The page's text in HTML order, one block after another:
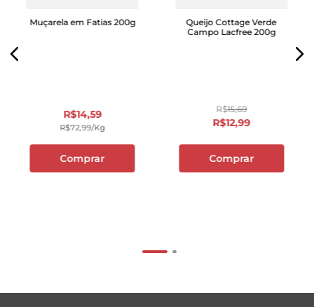
Muçarela em Fatias 200g
R$14,59
R$72,99/kg
Comprar
Queijo Cottage Verde
Campo Lacfree 200g
R$15,69
R$12,99
Comprar